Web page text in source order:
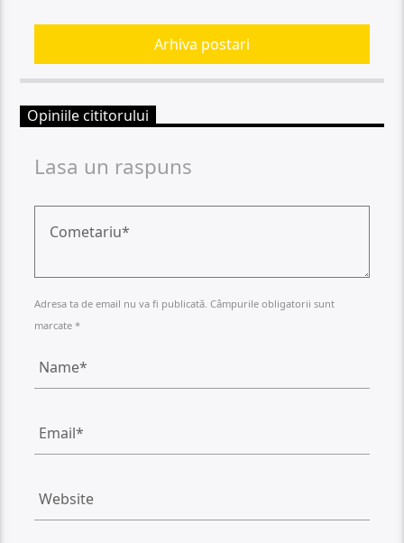
Arhiva postari
Opiniile cititorului
Lasa un raspuns
Adresa ta de email nu va fi publicată. Câmpurile obligatorii sunt
marcate *